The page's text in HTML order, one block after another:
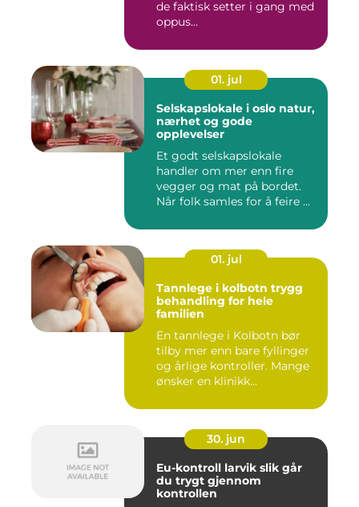
de faktisk setter i gang med
oppus...
01. jul
Selskapslokale i oslo natur,
nærhet og gode
opplevelser
Et godt selskapslokale
handler om mer enn fire
vegger og mat på bordet.
Når folk samles for å feire ...
01. jul
Tannlege i kolbotn trygg
behandling for hele
familien
En tannlege i Kolbotn bør
tilby mer enn bare fyllinger
og årlige kontroller. Mange
ønsker en klinikk...
30. jun
Eu-kontroll larvik slik går
du trygt gjennom
kontrollen